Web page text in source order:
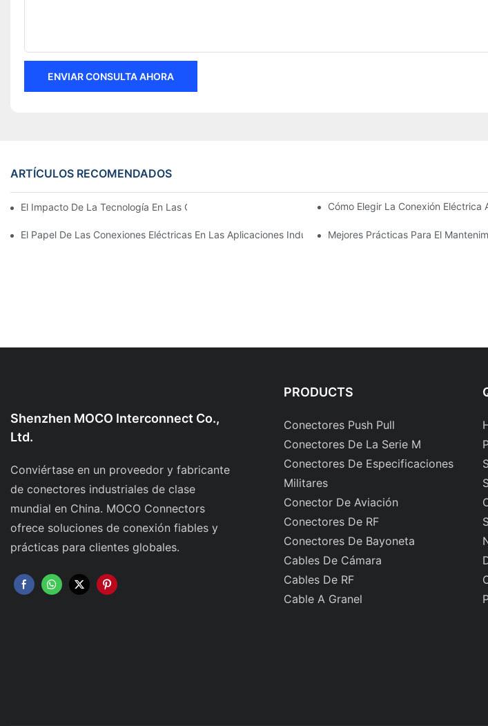
ENVIAR CONSULTA AHORA
ARTÍCULOS RECOMENDADOS
El Impacto De La Tecnología En Las Conexiones Eléctricas En La ElectrónicaCómo Elegir La Conexión
El Papel De Las Conexiones Eléctricas En Las Aplicaciones IndustrialesMejores Prácticas Para El
Shenzhen MOCO Interconnect Co.,
Ltd.
Conviértase en un proveedor y fabricante
de conectores industriales de clase
mundial en China. MOCO Connectors
ofrece soluciones de conexión fiables y
prácticas para clientes globales.
PRODUCTS
Conectores Push Pull
Conectores De La Serie M
Conectores De Especificaciones
Militares
Conector De Aviación
Conectores De RF
Conectores De Bayoneta
Cables De Cámara
Cables De RF
Cable A Granel